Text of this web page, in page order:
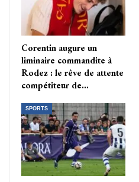
Corentin augure un
liminaire commandite à
Rodez : le rêve de attente
compétiteur de…
SPORTS